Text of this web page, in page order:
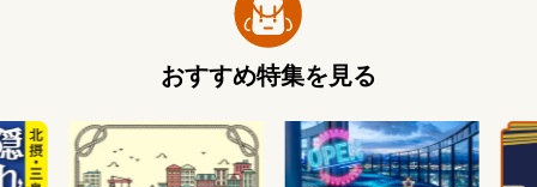
おすすめ特集を見る